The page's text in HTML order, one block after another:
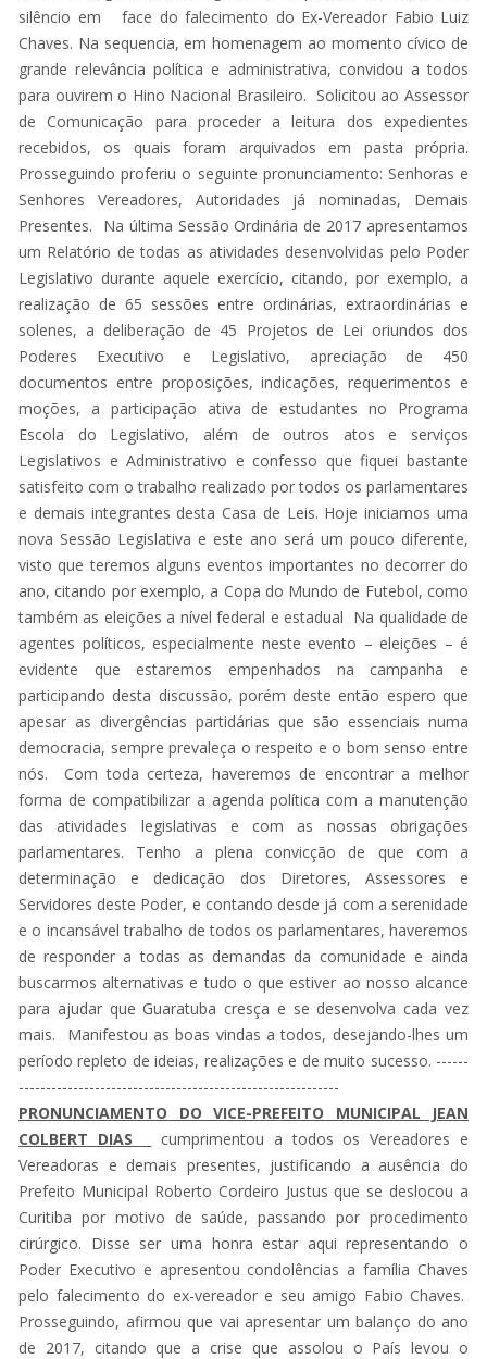
silêncio em face do falecimento do Ex-Vereador Fabio Luiz
Chaves. Na sequencia, em homenagem ao momento cívico de
grande relevância política e administrativa, convidou a todos
para ouvirem o Hino Nacional Brasileiro. Solicitou ao Assessor
de Comunicação para proceder a leitura dos expedientes
recebidos, os quais foram arquivados em pasta própria.
Prosseguindo proferiu o seguinte pronunciamento: Senhoras e
Senhores Vereadores, Autoridades já nominadas, Demais
Presentes. Na última Sessão Ordinária de 2017 apresentamos
um Relatório de todas as atividades desenvolvidas pelo Poder
Legislativo durante aquele exercício, citando, por exemplo, a
realização de 65 sessões entre ordinárias, extraordinárias e
solenes, a deliberação de 45 Projetos de Lei oriundos dos
Poderes Executivo e Legislativo, apreciação de 450
documentos entre proposições, indicações, requerimentos e
moções, a participação ativa de estudantes no Programa
Escola do Legislativo, além de outros atos e serviços
Legislativos e Administrativo e confesso que fiquei bastante
satisfeito com o trabalho realizado por todos os parlamentares
e demais integrantes desta Casa de Leis. Hoje iniciamos uma
nova Sessão Legislativa e este ano será um pouco diferente,
visto que teremos alguns eventos importantes no decorrer do
ano, citando por exemplo, a Copa do Mundo de Futebol, como
também as eleições a nível federal e estadual Na qualidade de
agentes políticos, especialmente neste evento – eleições – é
evidente que estaremos empenhados na campanha e
participando desta discussão, porém deste então espero que
apesar as divergências partidárias que são essenciais numa
democracia, sempre prevaleça o respeito e o bom senso entre
nós. Com toda certeza, haveremos de encontrar a melhor
forma de compatibilizar a agenda política com a manutenção
das atividades legislativas e com as nossas obrigações
parlamentares. Tenho a plena convicção de que com a
determinação e dedicação dos Diretores, Assessores e
Servidores deste Poder, e contando desde já com a serenidade
e o incansável trabalho de todos os parlamentares, haveremos
de responder a todas as demandas da comunidade e ainda
buscarmos alternativas e tudo o que estiver ao nosso alcance
para ajudar que Guaratuba cresça e se desenvolva cada vez
mais. Manifestou as boas vindas a todos, desejando-lhes um
período repleto de ideias, realizações e de muito sucesso. ------
-----------------------------------------------------------
PRONUNCIAMENTO DO VICE-PREFEITO MUNICIPAL JEAN
COLBERT DIAS
cumprimentou a todos os Vereadores e
Vereadoras e demais presentes, justificando a ausência do
Prefeito Municipal Roberto Cordeiro Justus que se deslocou a
Curitiba por motivo de saúde, passando por procedimento
cirúrgico. Disse ser uma honra estar aqui representando o
Poder Executivo e apresentou condolências a família Chaves
pelo falecimento do ex-vereador e seu amigo Fabio Chaves.
Prosseguindo, afirmou que vai apresentar um balanço do ano
de 2017, citando que a crise que assolou o País levou o